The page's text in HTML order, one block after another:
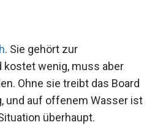
. Sie gehört zur
kostet wenig, muss aber
Ohne sie treibt das Board
und auf offenem Wasser ist
überhaupt.